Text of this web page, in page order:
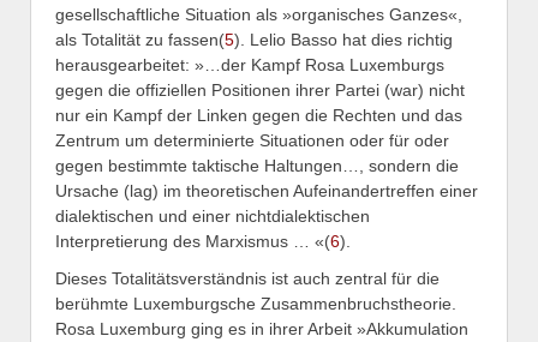
gesellschaftliche Situation als »organisches Ganzes«,
als Totalität zu fassen(5). Lelio Basso hat dies richtig
herausgearbeitet: »…der Kampf Rosa Luxemburgs
gegen die offiziellen Positionen ihrer Partei (war) nicht
nur ein Kampf der Linken gegen die Rechten und das
Zentrum um determinierte Situationen oder für oder
gegen bestimmte taktische Haltungen…, sondern die
Ursache (lag) im theoretischen Aufeinandertreffen einer
dialektischen und einer nichtdialektischen
Interpretierung des Marxismus … «(6).
Dieses Totalitätsverständnis ist auch zentral für die
berühmte Luxemburgsche Zusammenbruchstheorie.
Rosa Luxemburg ging es in ihrer Arbeit »Akkumulation